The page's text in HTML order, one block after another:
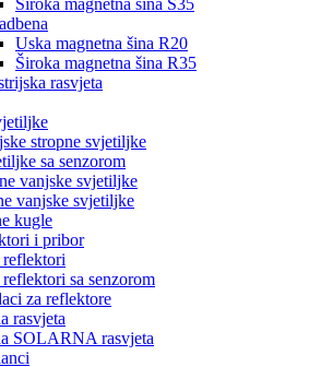
Široka magnetna šina S35
Uska magnetna šina R20
Široka magnetna šina R35
rasvjeta
stropne svjetiljke
sa senzorom
vanjske svjetiljke
vanjske svjetiljke
kugle
i pribor
sa senzorom
za reflektore
rasvjeta
SOLARNA rasvjeta